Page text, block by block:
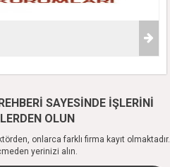
SAYESİNDE İŞLERİNİ
OLUN
onlarca farklı firma kayıt olmaktadır.
yerinizi alın.